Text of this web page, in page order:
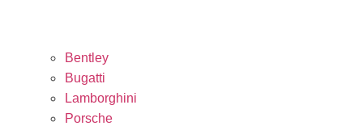
Bentley
Bugatti
Lamborghini
Porsche